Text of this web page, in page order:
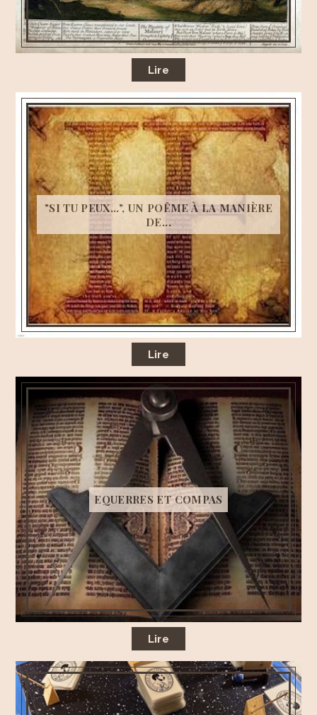
Lire
"SI TU PEUX...", UN POÊME À LA MANIÈRE
DE...
Lire
EQUERRES ET COMPAS
Lire